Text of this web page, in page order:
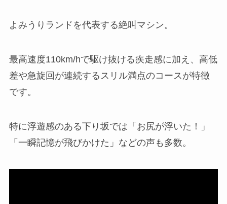
よみうりランドを代表する絶叫マシン。
最高速度110km/hで駆け抜ける疾走感に加え、高低
差や急旋回が連続するスリル満点のコースが特徴
です。
特に浮遊感のある下り坂では「お尻が浮いた！」
「一瞬記憶が飛びかけた」などの声も多数。